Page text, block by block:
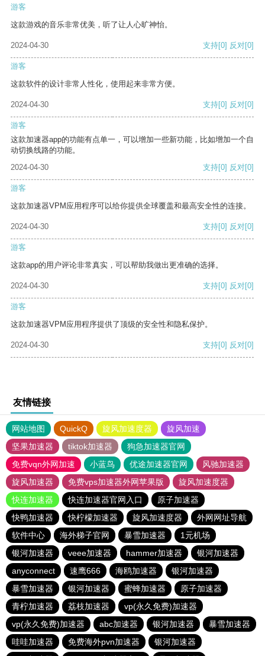
游客
这款游戏的音乐非常优美，听了让人心旷神怡。
2024-04-30 支持[0] 反对[0]
游客
这款软件的设计非常人性化，使用起来非常方便。
2024-04-30 支持[0] 反对[0]
游客
这款加速器app的功能有点单一，可以增加一些新功能，比如增加一个自
动切换线路的功能。
2024-04-30
支持[0] 反对[0]
游客
这款加速器VPM应用程序可以给你提供全球覆盖和最高安全性的连接。
2024-04-30 支持[0] 反对[0]
游客
这款app的用户评论非常真实，可以帮助我做出更准确的选择。
2024-04-30 支持[0] 反对[0]
游客
这款加速器VPM应用程序提供了顶级的安全性和隐私保护。
2024-04-30 支持[0] 反对[0]
友情链接
网站地图 QuickQ 旋风加速度器
旋风加速
坚果加速器
tiktok加速器
狗急加速器官网
免费vqn外网加速
小蓝鸟 优途加速器官网
风驰加速器
旋风加速器
免费vps加速器外网苹果版
旋风加速度器
快连加速器
快连加速器官网入口
原子加速器
快鸭加速器
快柠檬加速器 旋风加速度器
外网网址导航
软件中心
海外梯子官网 暴雪加速器
1元机场
银河加速器
veee加速器 hammer加速器
银河加速器
anyconnect
速鹰666 海鸥加速器
银河加速器
暴雪加速器
银河加速器 蜜蜂加速器
原子加速器
青柠加速器
荔枝加速器
vp(永久免费)加速器
vp(永久免费)加速器
abc加速器 银河加速器
暴雪加速器
哇哇加速器
免费海外pvn加速器
银河加速器